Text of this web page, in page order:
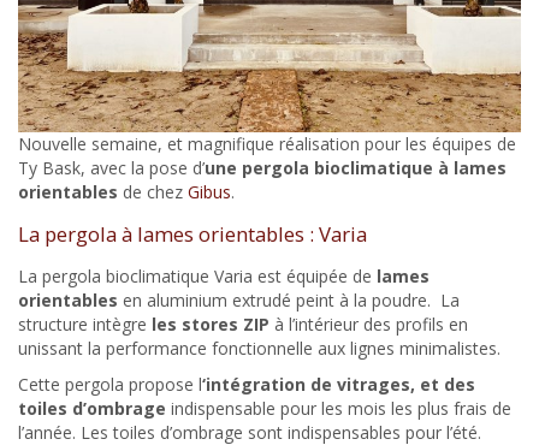
Nouvelle semaine, et magnifique réalisation pour les équipes de
Ty Bask, avec la pose d’une pergola bioclimatique à lames
orientables de chez Gibus.
La pergola à lames orientables : Varia
La pergola bioclimatique Varia est équipée de lames
orientables en aluminium extrudé peint à la poudre. La
structure intègre les stores ZIP à l’intérieur des profils en
unissant la performance fonctionnelle aux lignes minimalistes.
Cette pergola propose l‘intégration de vitrages, et des
toiles d’ombrage indispensable pour les mois les plus frais de
l’année. Les toiles d’ombrage sont indispensables pour l’été.